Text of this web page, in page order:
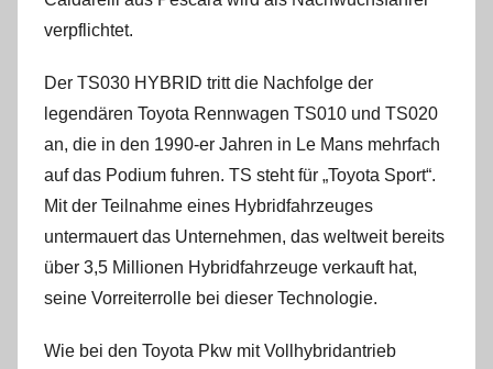
verpflichtet.
Der TS030 HYBRID tritt die Nachfolge der
legendären Toyota Rennwagen TS010 und TS020
an, die in den 1990-er Jahren in Le Mans mehrfach
auf das Podium fuhren. TS steht für „Toyota Sport“.
Mit der Teilnahme eines Hybridfahrzeuges
untermauert das Unternehmen, das weltweit bereits
über 3,5 Millionen Hybridfahrzeuge verkauft hat,
seine Vorreiterrolle bei dieser Technologie.
Wie bei den Toyota Pkw mit Vollhybridantrieb